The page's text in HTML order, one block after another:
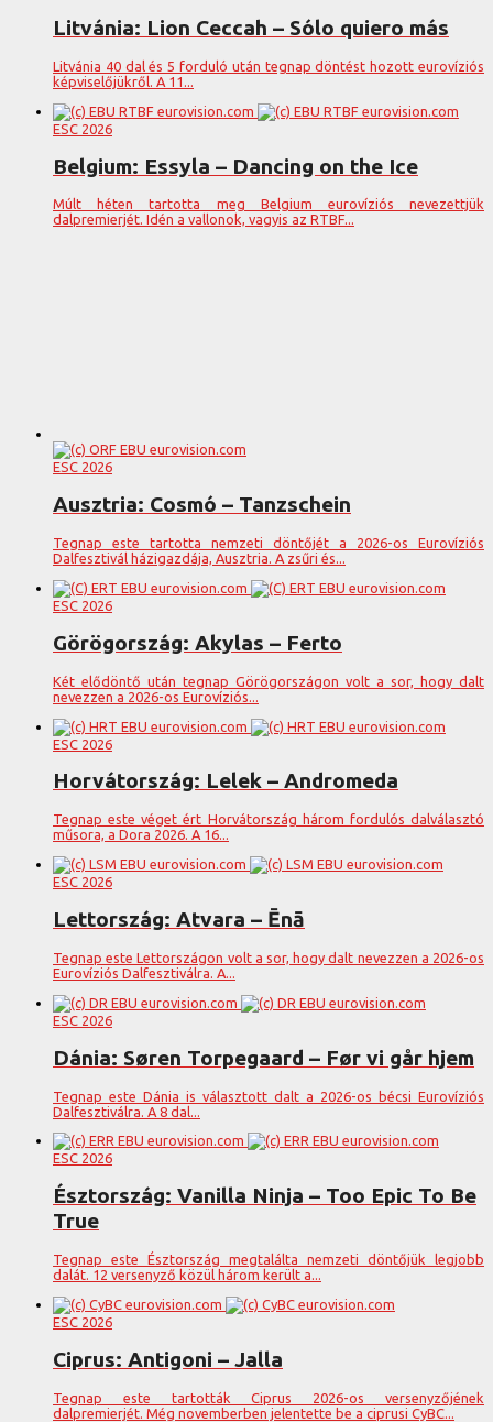
Litvánia: Lion Ceccah – Sólo quiero más
Litvánia 40 dal és 5 forduló után tegnap döntést hozott eurovíziós
képviselőjükről. A 11...
ESC 2026
Belgium: Essyla – Dancing on the Ice
Múlt héten tartotta meg Belgium eurovíziós nevezettjük
dalpremierjét. Idén a vallonok, vagyis az RTBF...
ESC 2026
Ausztria: Cosmó – Tanzschein
Tegnap este tartotta nemzeti döntőjét a 2026-os Eurovíziós
Dalfesztivál házigazdája, Ausztria. A zsűri és...
ESC 2026
Görögország: Akylas – Ferto
Két elődöntő után tegnap Görögországon volt a sor, hogy dalt
nevezzen a 2026-os Eurovíziós...
ESC 2026
Horvátország: Lelek – Andromeda
Tegnap este véget ért Horvátország három fordulós dalválasztó
műsora, a Dora 2026. A 16...
ESC 2026
Lettország: Atvara – Ēnā
Tegnap este Lettországon volt a sor, hogy dalt nevezzen a 2026-os
Eurovíziós Dalfesztiválra. A...
ESC 2026
Dánia: Søren Torpegaard – Før vi går hjem
Tegnap este Dánia is választott dalt a 2026-os bécsi Eurovíziós
Dalfesztiválra. A 8 dal...
ESC 2026
Észtország: Vanilla Ninja – Too Epic To Be
True
Tegnap este Észtország megtalálta nemzeti döntőjük legjobb
dalát. 12 versenyző közül három került a...
ESC 2026
Ciprus: Antigoni – Jalla
Tegnap este tartották Ciprus 2026-os versenyzőjének
dalpremierjét. Még novemberben jelentette be a ciprusi CyBC...